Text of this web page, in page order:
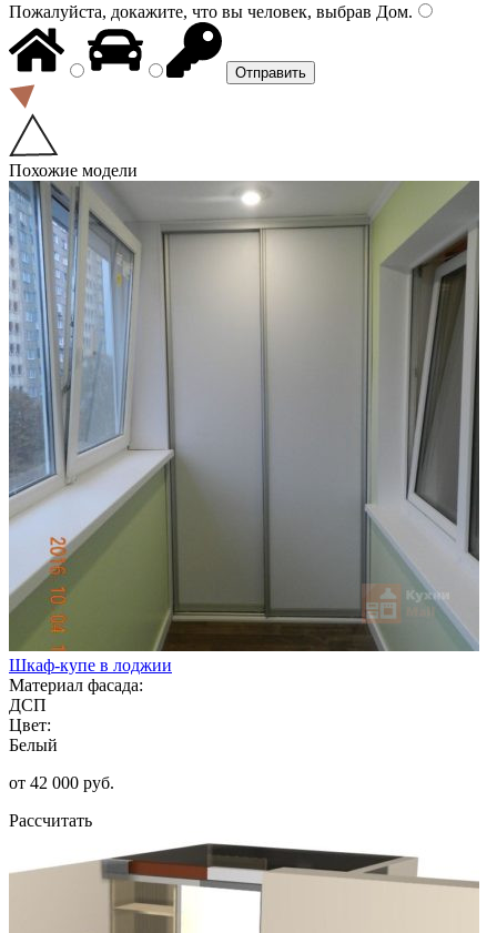
Пожалуйста, докажите, что вы человек, выбрав Дом.
Похожие модели
Шкаф-купе в лоджии
Материал фасада:
ДСП
Цвет:
Белый
от 42 000 руб.
Рассчитать